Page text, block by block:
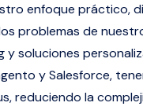
enfoque práctico,
problemas de
y soluciones
y Salesforce,
reduciendo la